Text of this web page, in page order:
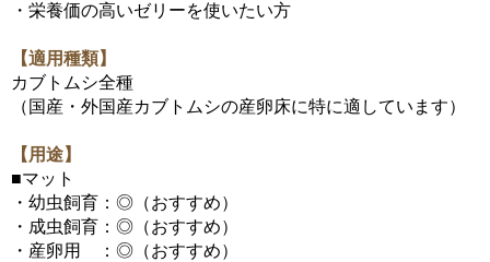
・栄養価の高いゼリーを使いたい方
【適用種類】
カブトムシ全種
（国産・外国産カブトムシの産卵床に特に適しています）
【用途】
■マット
・幼虫飼育：◎（おすすめ）
・成虫飼育：◎（おすすめ）
・産卵用 ：◎（おすすめ）